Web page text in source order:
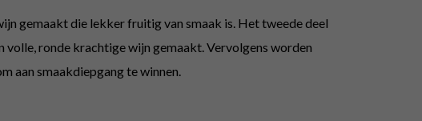
gemaakt die lekker fruitig van smaak is. Het tweede deel
ronde krachtige wijn gemaakt. Vervolgens worden
aan smaakdiepgang te winnen.